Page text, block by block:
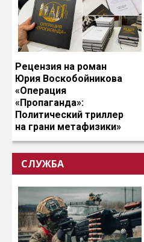
Рецензия на роман
Юрия Воскобойникова
«Операция
«Пропаганда»:
Политический триллер
на грани метафизики»
СЛУЖБА